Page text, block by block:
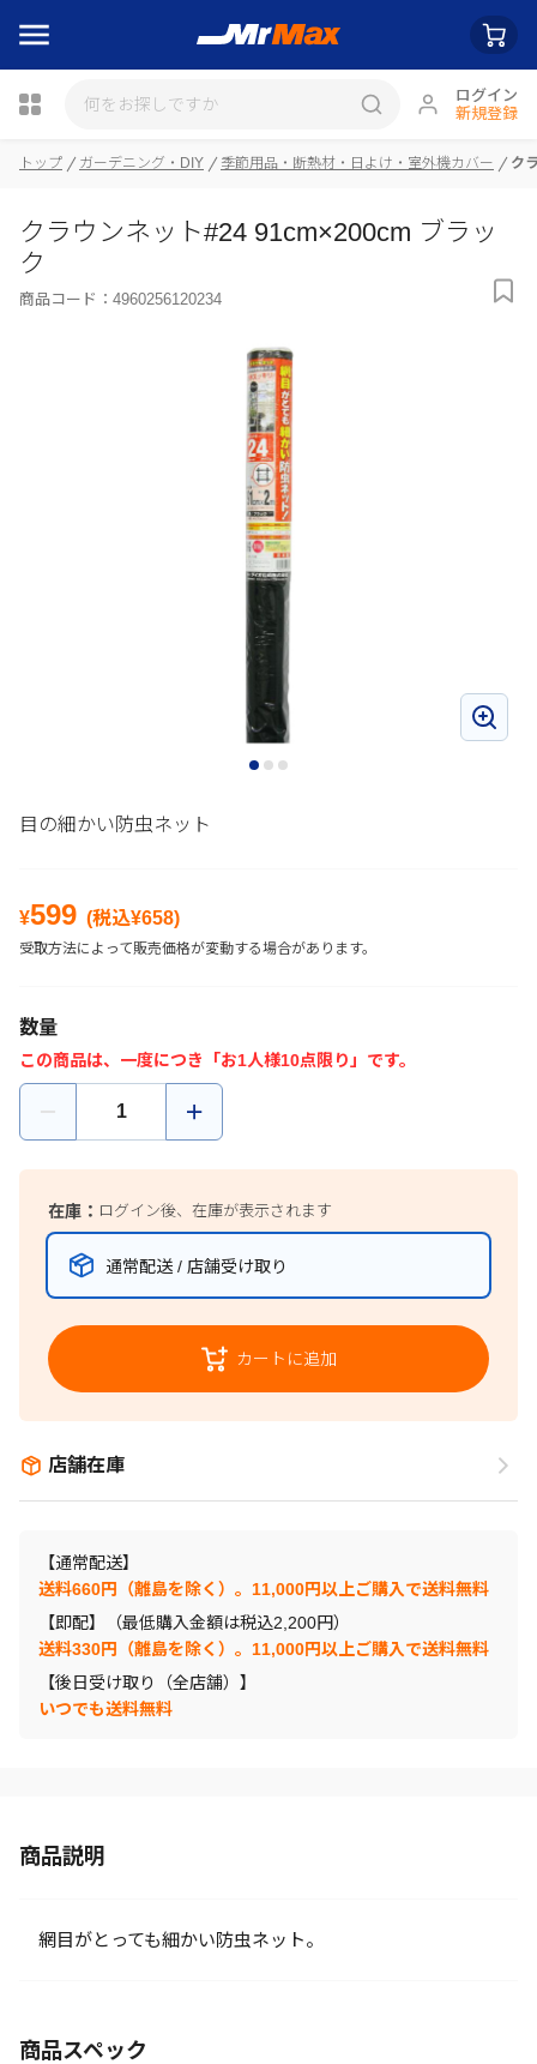
ログイン
新規登録
トップ ガーデニング・DIY 季節用品・断熱材・日よけ・室外機カバー ク
クラウンネット#24 91cm×200cm ブラッ
ク
商品コード： 4960256120234
目の細かい防虫ネット
¥599 (税込¥658)
受取方法によって販売価格が変動する場合があります。
数量
この商品は、一度につき「お1人様10点限り」です。
在庫： ログイン後、在庫が表示されます
通常配送 / 店舗受け取り
カートに追加
店舗在庫
【通常配送】
送料660円（離島を除く）。11,000円以上ご購入で送料無料
【即配】（最低購入金額は税込2,200円）
送料330円（離島を除く）。11,000円以上ご購入で送料無料
【後日受け取り（全店舗）】
いつでも送料無料
商品説明
網目がとっても細かい防虫ネット。
商品スペック